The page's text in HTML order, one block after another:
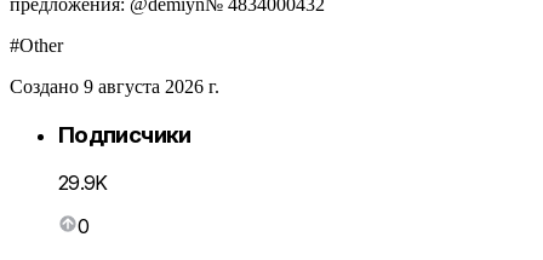
#Other
Создано 9 августа 2026 г.
Подписчики
29.9K
0